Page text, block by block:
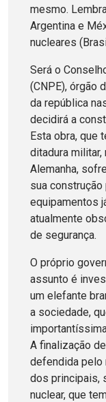
mesmo.
Argentina e
nucleares
Será o
(CNPE), órgão
da república
decidirá a
Esta obra, que
ditadura
Alemanha,
sua
equipamentos
atualmente
de segurança.
O próprio
assunto é
um elefante
a sociedade,
A finalização
defendida pelo
dos principais,
nuclear, que